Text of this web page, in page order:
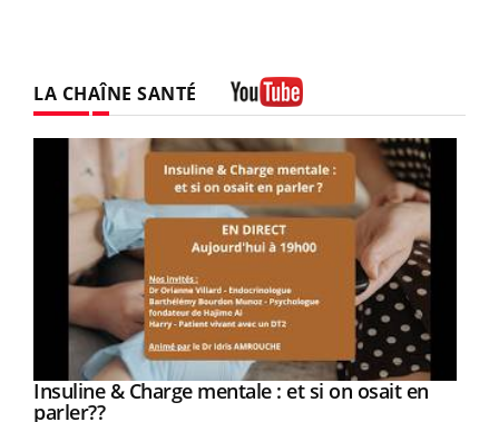
LA CHAÎNE SANTÉ
Youtube
Insuline & Charge mentale : et si on osait en
parler??Youtube